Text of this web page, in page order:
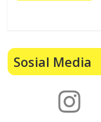
Sosial Media